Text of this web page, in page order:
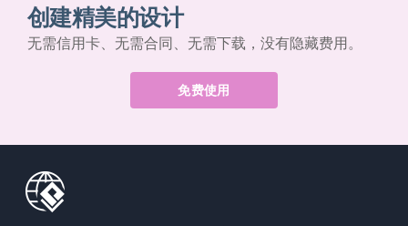
创建精美的设计
无需信用卡、无需合同、无需下载，没有隐藏费用。
免费使用